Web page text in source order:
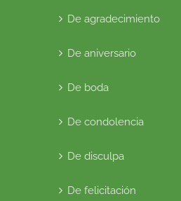
De agradecimiento
De aniversario
De boda
De condolencia
De disculpa
De felicitación